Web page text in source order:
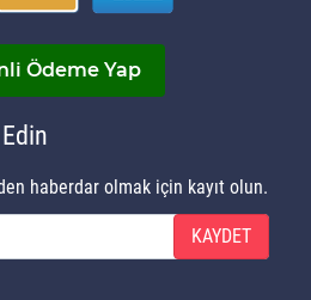
Ödeme Yap
haberdar olmak için kayıt olun.
KAYDET